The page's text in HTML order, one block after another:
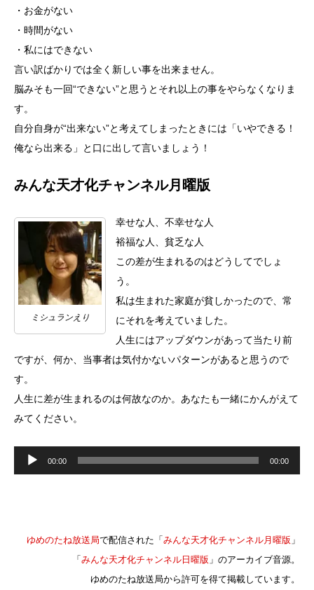
・お金がない
・時間がない
・私にはできない
言い訳ばかりでは全く新しい事を出来ません。
脳みそも一回“できない”と思うとそれ以上の事をやらなくなりま
す。
自分自身が“出来ない”と考えてしまったときには「いやできる！
俺なら出来る」と口に出して言いましょう！
みんな天才化チャンネル月曜版
ミシュランえり
幸せな人、不幸せな人
裕福な人、貧乏な人
この差が生まれるのはどうしてでしょ
う。
私は生まれた家庭が貧しかったので、常
にそれを考えていました。
人生にはアップダウンがあって当たり前
ですが、何か、当事者は気付かないパターンがあると思うので
す。
人生に差が生まれるのは何故なのか。あなたも一緒にかんがえて
みてください。
00:00 00:00
ゆめのたね放送局で配信された「みんな天才化チャンネル月曜版 」
「みんな天才化チャンネル日曜版 」のアーカイブ音源。
ゆめのたね放送局から許可を得て掲載しています。